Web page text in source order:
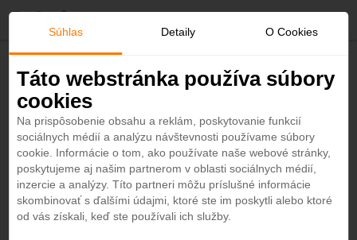
ú
Th8 Palm Dubai Beach Resort
Vignette Collection 5*
Dubaj - Plážový hotel
4,2
ODPORÚČAME
Súhlas Detaily O Cookies
Táto webstránka používa súbory
cookies
Na prispôsobenie obsahu a reklám, poskytovanie funkcií
sociálnych médií a analýzu návštevnosti používame súbory
cookie. Informácie o tom, ako používate naše webové stránky,
poskytujeme aj našim partnerom v oblasti sociálnych médií,
inzercie a analýzy. Títo partneri môžu príslušné informácie
skombinovať s ďalšími údajmi, ktoré ste im poskytli alebo ktoré
od vás získali, keď ste používali ich služby.